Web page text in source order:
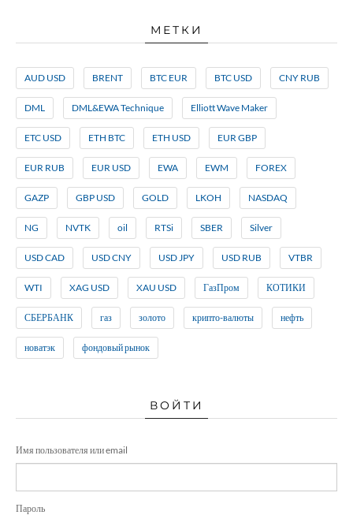
МЕТКИ
AUD USD BRENT BTC EUR BTC USD CNY RUB
DML DML&EWA Technique Elliott Wave Maker
ETC USD ETH BTC ETH USD EUR GBP
EUR RUB EUR USD EWA EWM FOREX
GAZP GBP USD GOLD LKOH NASDAQ
NG NVTK oil RTSi SBER Silver
USD CAD USD CNY USD JPY USD RUB VTBR
WTI XAG USD XAU USD ГазПром КОТИКИ
СБЕРБАНК газ золото крипто-валюты нефть
новатэк фондовый рынок
ВОЙТИ
Имя пользователя или email
Пароль